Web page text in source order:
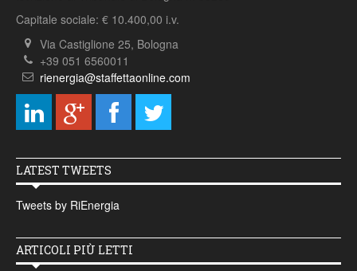
Capitale sociale: € 10.400,00 i.v.
Via Castiglione 25, Bologna
+39 051 6560011
rienergia@staffettaonline.com
LATEST TWEETS
Tweets by RiEnergia
ARTICOLI PIÙ LETTI